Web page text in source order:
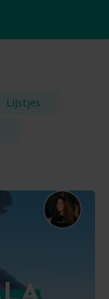
Lijstjes